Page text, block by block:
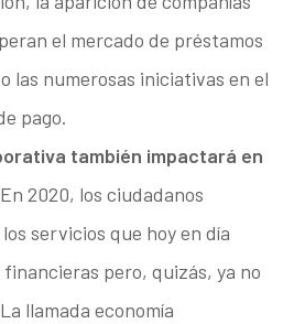
el mercado de préstamos
las numerosas iniciativas en el
pago.
también impactará en
En 2020, los ciudadanos
servicios que hoy en día
pero, quizás, ya no
llamada economía